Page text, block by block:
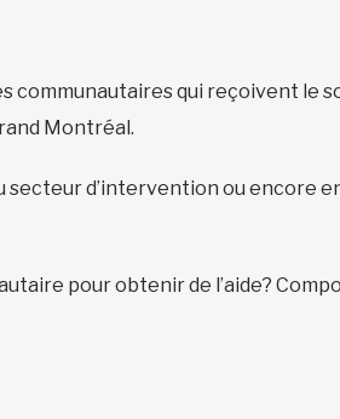
communautaires qui reçoivent le
Montréal.
d’intervention ou encore
pour obtenir de l’aide?